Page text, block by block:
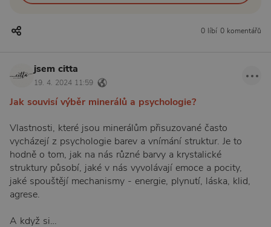
0 líbí 0 komentářů
jsem citta
19. 4. 2024 11:59
Jak souvisí výběr minerálů a psychologie?
Vlastnosti, které jsou minerálům přisuzované často
vycházejí z psychologie barev a vnímání struktur. Je to
hodně o tom, jak na nás různé barvy a krystalické
struktury působí, jaké v nás vyvolávají emoce a pocity,
jaké spouštějí mechanismy - energie, plynutí, láska, klid,
agrese.
A když si…